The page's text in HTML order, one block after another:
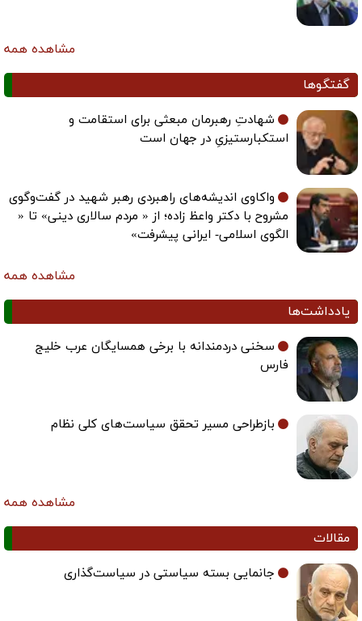
مشاهده همه
گفتگوها
شهادتِ رهبرمان مبعثی برای استقامت و
استکبارستیزیِ در جهان است
واکاوی اندیشه‌های راهبردی رهبر شهید در گفت‌وگوی
مشروح با دکتر واعظ زاده؛ از « مردم سالاری دینی» تا «
الگوی اسلامی- ایرانی پیشرفت»
مشاهده همه
یادداشت‌ها
سخنی دردمندانه با برخی همسایگان عرب خلیج
فارس
بازطراحی مسیر تحقق سیاست‌های کلی نظام
مشاهده همه
مقالات
جانمایی بسته سیاستی در سیاست‌گذاری